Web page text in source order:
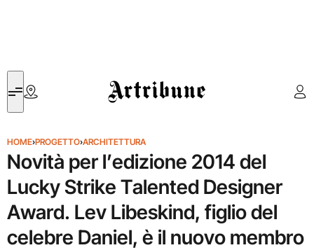
Artribune
HOME›PROGETTO›ARCHITETTURA
Novità per l’edizione 2014 del
Lucky Strike Talented Designer
Award. Lev Libeskind, figlio del
celebre Daniel, è il nuovo membro